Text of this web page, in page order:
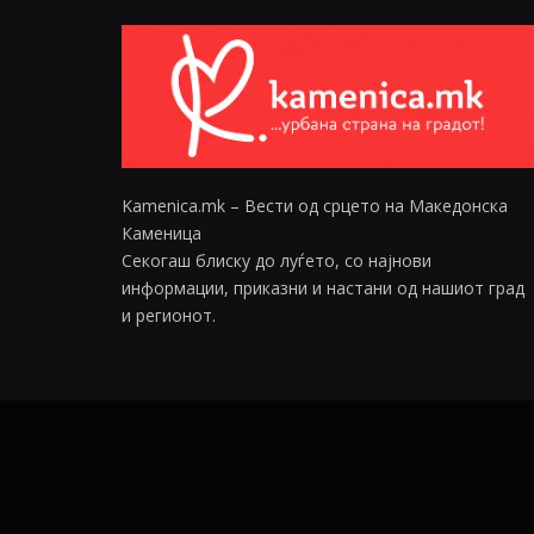
Kamenica.mk – Вести од срцето на Македонска
Каменица
Секогаш блиску до луѓето, со најнови
информации, приказни и настани од нашиот град
и регионот.